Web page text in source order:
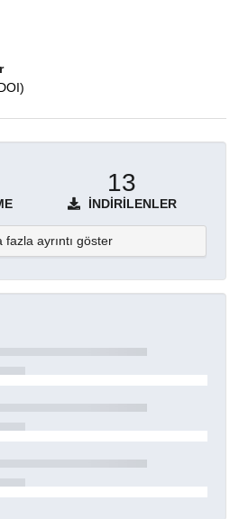
13
İNDIRILENLER
fazla ayrıntı göster